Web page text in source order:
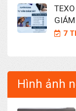
7
Hình ảnh